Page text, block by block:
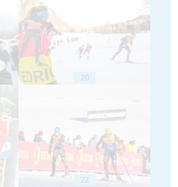
20
22